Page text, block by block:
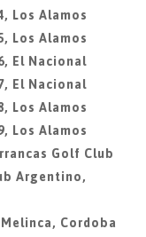
Los Alamos
Los Alamos
El Nacional
El Nacional
Los Alamos
Los Alamos
Golf Club
Argentino,
Melinca, Cordoba